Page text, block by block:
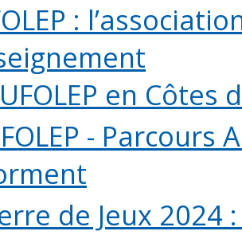
:
en Côtes
-
de Jeux 2024